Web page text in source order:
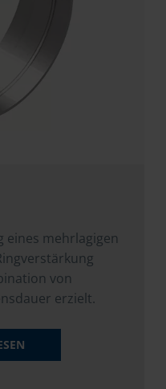
mehrlagigen
von
erzielt.